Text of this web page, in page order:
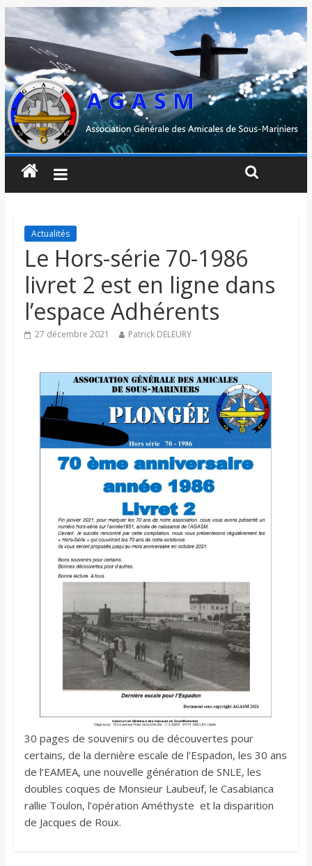
Actualités
Le Hors-série 70-1986
livret 2 est en ligne dans
l’espace Adhérents
27 décembre 2021 Patrick DELEURY
30 pages de souvenirs ou de découvertes pour
certains, de la dernière escale de l’Espadon, les 30 ans
de l’EAMEA, une nouvelle génération de SNLE, les
doubles coques de Monsieur Laubeuf, le Casabianca
rallie Toulon, l’opération Améthyste et la disparition
de Jacques de Roux.